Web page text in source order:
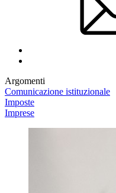
Argomenti
Comunicazione istituzionale
Imposte
Imprese